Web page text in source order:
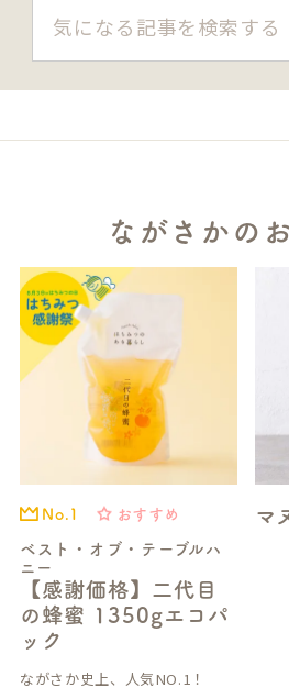
ながさかの
ベスト・オブ・テーブルハ
ニー
【感謝価格】二代目
の蜂蜜 1350gエコパ
ック
No.1 おすすめ
ながさか史上、人気NO.1！
マ